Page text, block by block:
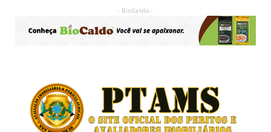
- BioCaldo -